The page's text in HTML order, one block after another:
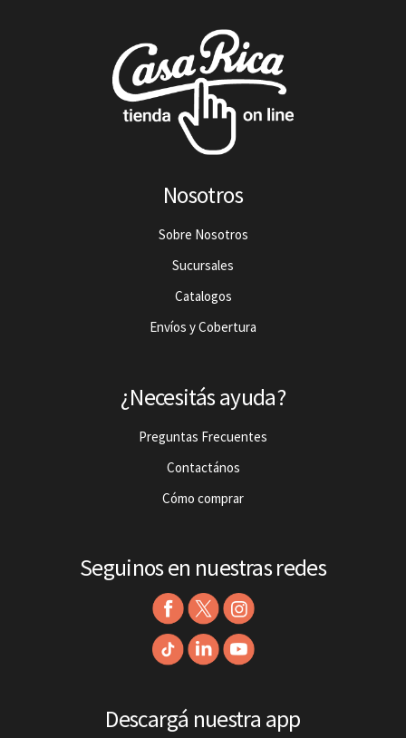
Nosotros
Sobre Nosotros
Sucursales
Catalogos
Envíos y Cobertura
¿Necesitás ayuda?
Preguntas Frecuentes
Contactános
Cómo comprar
Seguinos en nuestras redes
Descargá nuestra app